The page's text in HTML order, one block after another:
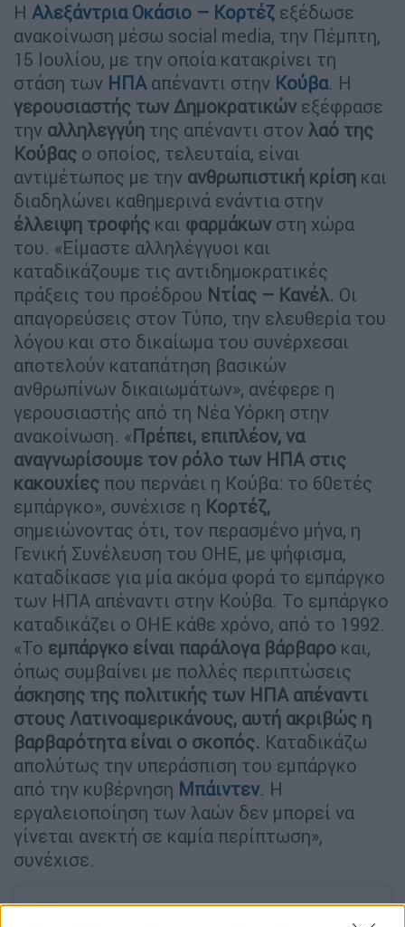
Η Αλεξάντρια Οκάσιο – Κορτέζ εξέδωσε
ανακοίνωση μέσω social media, την Πέμπτη,
15 Ιουλίου, με την οποία κατακρίνει τη
στάση των ΗΠΑ απέναντι στην Κούβα. Η
γερουσιαστής των Δημοκρατικών εξέφρασε
την αλληλεγγύη της απέναντι στον λαό της
Κούβας ο οποίος, τελευταία, είναι
αντιμέτωπος με την ανθρωπιστική κρίση και
διαδηλώνει καθημερινά ενάντια στην
έλλειψη τροφής και φαρμάκων στη χώρα
του. «Είμαστε αλληλέγγυοι και
καταδικάζουμε τις αντιδημοκρατικές
πράξεις του προέδρου Ντίας – Κανέλ. Οι
απαγορεύσεις στον Τύπο, την ελευθερία του
λόγου και στο δικαίωμα του συνέρχεσαι
αποτελούν καταπάτηση βασικών
ανθρωπίνων δικαιωμάτων», ανέφερε η
γερουσιαστής από τη Νέα Υόρκη στην
ανακοίνωση. «Πρέπει, επιπλέον, να
αναγνωρίσουμε τον ρόλο των ΗΠΑ στις
κακουχίες που περνάει η Κούβα: το 60ετές
εμπάργκο», συνέχισε η Κορτέζ,
σημειώνοντας ότι, τον περασμένο μήνα, η
Γενική Συνέλευση του ΟΗΕ, με ψήφισμα,
καταδίκασε για μία ακόμα φορά το εμπάργκο
των ΗΠΑ απέναντι στην Κούβα. Το εμπάργκο
καταδικάζει ο ΟΗΕ κάθε χρόνο, από το 1992.
«Το εμπάργκο είναι παράλογα βάρβαρο και,
όπως συμβαίνει με πολλές περιπτώσεις
άσκησης της πολιτικής των ΗΠΑ απέναντι
στους Λατινοαμερικάνους, αυτή ακριβώς η
βαρβαρότητα είναι ο σκοπός. Καταδικάζω
απολύτως την υπεράσπιση του εμπάργκο
από την κυβέρνηση Μπάιντεν. Η
εργαλειοποίηση των λαών δεν μπορεί να
γίνεται ανεκτή σε καμία περίπτωση»,
συνέχισε.